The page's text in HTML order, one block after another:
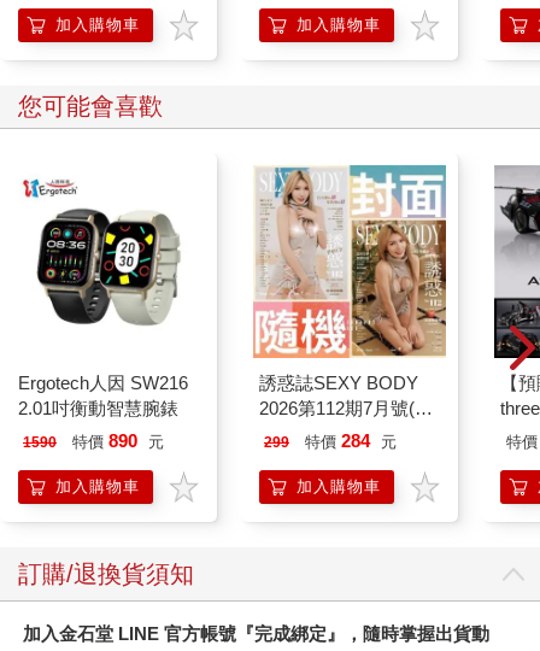
AI學習辨識圖片的過程，就像是電腦跟人在玩一場大型的數字遊
戲。無論是輸入的圖片訊息、節點之間的權重，還是電腦辨識後
輸出的詞語，全都是用一連串的數字進行。以下用簡化的對話來
說明這個過程。
這位人類老師的教法有點奇怪，甚至令人抓狂。但是電腦不會介
就是權重），直到輸出正確的答案為止。
深度學習
節點層數非常多的類神經網路，就叫做深度神經網路。如果機器
學習是透過這樣的神經網路，它的學習過程就稱為深度學習。
和簡單的類神經網路一樣，深度神經網路裡的節點也會根據自我
學習的過程自動調整權重。不過，就連設計出這些網路的工程
師，也未必清楚哪些節點之間的權重改變了，或者深度神經網路
是根據什麼邏輯做出這樣的判斷。
第 2 章AI 時代來臨
人工智慧AI這個點子，最早是在1950年代由數學家和計算機科學
家提出。他們想知道：機器有沒有可能像人類一樣擁有智慧？
例如幫助人們做決定、預測未來的情況，或是提出建議。翻開下
一頁，各式各樣的AI應用實例會讓你嘆為觀止！
當我們依賴AI的幫助後，也要小心避免可能帶來的麻煩。
加入購物車 加入購物車
您可能會喜歡
Ergotech人因 SW216
2.01吋衡動智慧腕錶
1590 特價 890 元
加入購物車
誘惑誌SEXY BODY
2026第112期7月號(兩
款封面-不挑款隨機出
299 特價 284 元
加入購物車
【
VA
特價
訂購/退換貨須知
加入金石堂 LINE 官方帳號『完成綁定』，隨時掌握出貨動